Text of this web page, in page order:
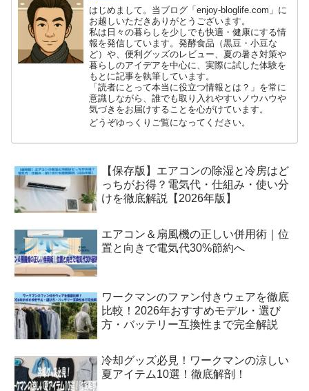
はじめまして。当ブログ「enjoy-bloglife.com」に
お越しいただきありがとうございます。
私は日々の暮らしを少しでも快適・健康にする情
報を発信しています。発酵食品（黒豆・小豆な
ど）や、便利グッズのレビュー、夏の暑さ対策や
暮らしのアイデアを中心に、実際に試した体験を
もとに記事を執筆しています。
「読者にとって本当に役立つ情報とは？」を常に
意識しながら、誰でも取り入れやすいノウハウや
気づきをお届けすることを心がけています。
どうぞゆっくりご覧になってください。
【保存版】エアコンの除湿と冷房はど
っちがお得？電気代・仕組み・使い分
けを徹底解説【2026年版】
エアコン＆扇風機の正しい併用術｜位
置と向きで電気代30%節約へ
ワークマンのファン付きウェアを徹底
比較！2026年おすすめモデル・選び
方・バッテリー互換性まで完全解説
冷却グッズ必見！ワークマンの涼しい
夏アイテム10選！徹底解剖！